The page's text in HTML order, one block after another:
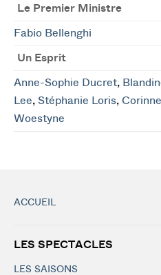
Le Premier Ministre
Fabio Bellenghi
Un Esprit
Anne-Sophie Ducret,
Lee, Stéphanie Loris,
Woestyne
ACCUEIL
LES SPECTACLES
LES SAISONS